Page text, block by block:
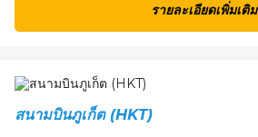
รายละเอียดเพิ่มเติม
สนามบินภูเก็ต (HKT)